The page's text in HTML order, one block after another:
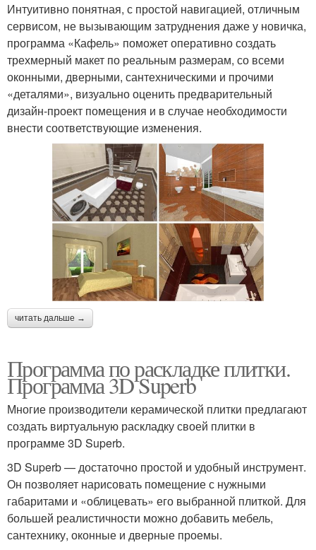
Интуитивно понятная, с простой навигацией, отличным
сервисом, не вызывающим затруднения даже у новичка,
программа «Кафель» поможет оперативно создать
трехмерный макет по реальным размерам, со всеми
оконными, дверными, сантехническими и прочими
«деталями», визуально оценить предварительный
дизайн-проект помещения и в случае необходимости
внести соответствующие изменения.
читать дальше →
Программа по раскладке плитки.
Программа 3D Superb
Многие производители керамической плитки предлагают
создать виртуальную раскладку своей плитки в
программе 3D Superb.
3D Superb — достаточно простой и удобный инструмент.
Он позволяет нарисовать помещение с нужными
габаритами и «облицевать» его выбранной плиткой. Для
большей реалистичности можно добавить мебель,
сантехнику, оконные и дверные проемы.